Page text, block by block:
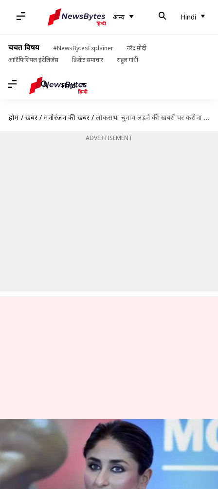
अन्य Hindi
चर्चित विषय #NewsBytesExplainer
नरेंद्र मोदी
आर्टिफिशियल इंटेलिजेंस
क्रिकेट समाचार राहुल गांधी
Hindi
होम / खबरें / मनोरंजन की खबरें / लोकसभा चुनाव लड़ने की खबरों पर करीना ने दिया बयान, कहा ये
ADVERTISEMENT
लोकसभा चुनाव लड़ने की खबरों पर
करीना ने दिया बयान, कहा ये
लेखन Jan 22, 2019 12:44 pm